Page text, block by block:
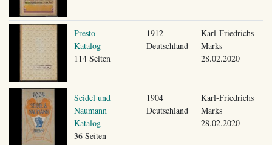
Presto
Katalog
114 Seiten
1912
Deutschland
Karl-Friedrichs
Marks
28.02.2020
Seidel und
Naumann
Katalog
36 Seiten
1904
Deutschland
Karl-Friedrichs
Marks
28.02.2020